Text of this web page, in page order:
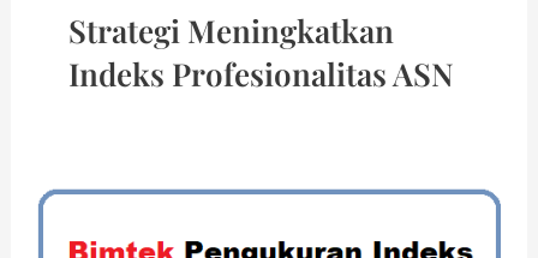
Strategi Meningkatkan
Indeks Profesionalitas ASN